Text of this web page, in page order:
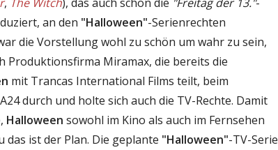
an den "Halloween"-Serienrechten
die Vorstellung wohl zu schön um wahr zu sein,
Produktionsfirma Miramax, die bereits die
mit Trancas International Films teilt, beim
durch und holte sich auch die TV-Rechte. Damit
Halloween sowohl im Kino als auch im Fernsehen
ist der Plan. Die geplante "Halloween"-TV-Serie